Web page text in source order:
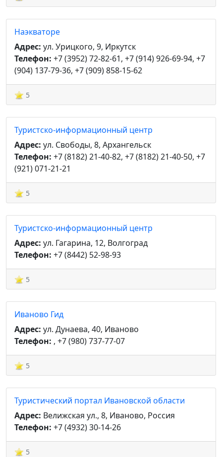
Наэкваторе
Адрес: ул. Урицкого, 9, Иркутск
Телефон: +7 (3952) 72-82-61, +7 (914) 926-69-94, +7
(904) 137-79-36, +7 (909) 858-15-62
5
Туристско-информационный центр
Адрес: ул. Свободы, 8, Архангельск
Телефон: +7 (8182) 21-40-82, +7 (8182) 21-40-50, +7
(921) 071-21-21
5
Туристско-информационный центр
Адрес: ул. Гагарина, 12, Волгоград
Телефон: +7 (8442) 52-98-93
5
Иваново Гид
Адрес: ул. Дунаева, 40, Иваново
Телефон: , +7 (980) 737-77-07
5
Туристический портал Ивановской области
Адрес: Велижская ул., 8, Иваново, Россия
Телефон: +7 (4932) 30-14-26
5